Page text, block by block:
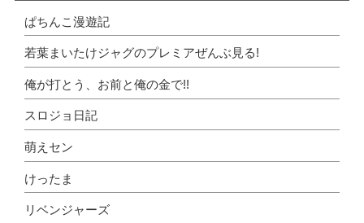
ぱちんこ漫遊記
若葉まいたけジャグのプレミアぜんぶ見る!
俺が打とう、お前と俺の金で!!
スロジョ日記
萌えセン
けったま
リベンジャーズ